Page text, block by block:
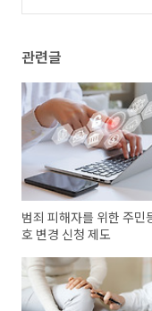
관련글
범죄 피해자를 위한 주민
호 변경 신청 제도